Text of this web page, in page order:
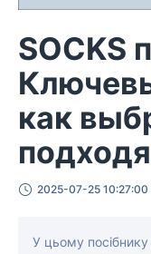
SOCKS
как
2025-07-25 10:27:00
У цьому посібнику